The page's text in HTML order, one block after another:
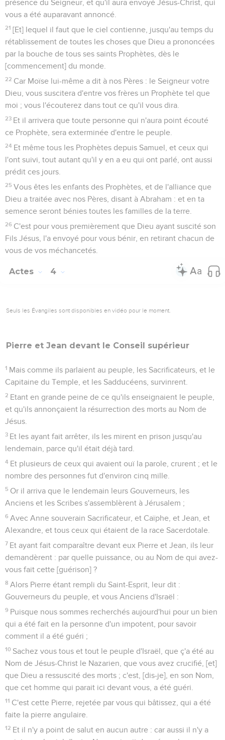
présence du Seigneur, et qu'il aura envoyé Jésus-Christ, qui
vous a été auparavant annoncé.
21 [Et] lequel il faut que le ciel contienne, jusqu'au temps du
rétablissement de toutes les choses que Dieu a prononcées
par la bouche de tous ses saints Prophètes, dès le
[commencement] du monde.
22 Car Moïse lui-même a dit à nos Pères : le Seigneur votre
Dieu, vous suscitera d'entre vos frères un Prophète tel que
moi ; vous l'écouterez dans tout ce qu'il vous dira.
23 Et il arrivera que toute personne qui n'aura point écouté
ce Prophète, sera exterminée d'entre le peuple.
24 Et même tous les Prophètes depuis Samuel, et ceux qui
l'ont suivi, tout autant qu'il y en a eu qui ont parlé, ont aussi
prédit ces jours.
25 Vous êtes les enfants des Prophètes, et de l'alliance que
Dieu a traitée avec nos Pères, disant à Abraham : et en ta
semence seront bénies toutes les familles de la terre.
26 C'est pour vous premièrement que Dieu ayant suscité son
Fils Jésus, l'a envoyé pour vous bénir, en retirant chacun de
vous de vos méchancetés.
Actes 4
Seuls les Évangiles sont disponibles en vidéo pour le moment.
Pierre et Jean devant le Conseil supérieur
1 Mais comme ils parlaient au peuple, les Sacrificateurs, et le
Capitaine du Temple, et les Sadducéens, survinrent.
2 Etant en grande peine de ce qu'ils enseignaient le peuple,
et qu'ils annonçaient la résurrection des morts au Nom de
Jésus.
3 Et les ayant fait arrêter, ils les mirent en prison jusqu'au
lendemain, parce qu'il était déjà tard.
4 Et plusieurs de ceux qui avaient ouï la parole, crurent ; et le
nombre des personnes fut d'environ cinq mille.
5 Or il arriva que le lendemain leurs Gouverneurs, les
Anciens et les Scribes s'assemblèrent à Jérusalem ;
6 Avec Anne souverain Sacrificateur, et Caïphe, et Jean, et
Alexandre, et tous ceux qui étaient de la race Sacerdotale.
7 Et ayant fait comparaître devant eux Pierre et Jean, ils leur
demandèrent : par quelle puissance, ou au Nom de qui avez-
vous fait cette [guérison] ?
8 Alors Pierre étant rempli du Saint-Esprit, leur dit :
Gouverneurs du peuple, et vous Anciens d'Israël :
9 Puisque nous sommes recherchés aujourd'hui pour un bien
qui a été fait en la personne d'un impotent, pour savoir
comment il a été guéri ;
10 Sachez vous tous et tout le peuple d'Israël, que ç'a été au
Nom de Jésus-Christ le Nazarien, que vous avez crucifié, [et]
que Dieu a ressuscité des morts ; c'est, [dis-je], en son Nom,
que cet homme qui parait ici devant vous, a été guéri.
11 C'est cette Pierre, rejetée par vous qui bâtissez, qui a été
faite la pierre angulaire.
12 Et il n'y a point de salut en aucun autre : car aussi il n'y a